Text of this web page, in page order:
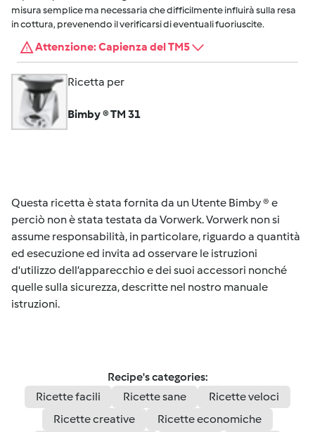
misura semplice ma necessaria che difficilmente influirà sulla resa
in cottura, prevenendo il verificarsi di eventuali fuoriuscite.
Attenzione: Capienza del TM5
Ricetta per
Bimby ® TM 31
Questa ricetta è stata fornita da un Utente Bimby ® e
perciò non è stata testata da Vorwerk. Vorwerk non si
assume responsabilità, in particolare, riguardo a quantità
ed esecuzione ed invita ad osservare le istruzioni
d'utilizzo dell’apparecchio e dei suoi accessori nonché
quelle sulla sicurezza, descritte nel nostro manuale
istruzioni.
Recipe's categories:
Ricette facili
Ricette sane
Ricette veloci
Ricette creative
Ricette economiche